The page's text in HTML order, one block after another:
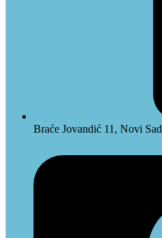
Braće Jovandić 11, Novi Sad